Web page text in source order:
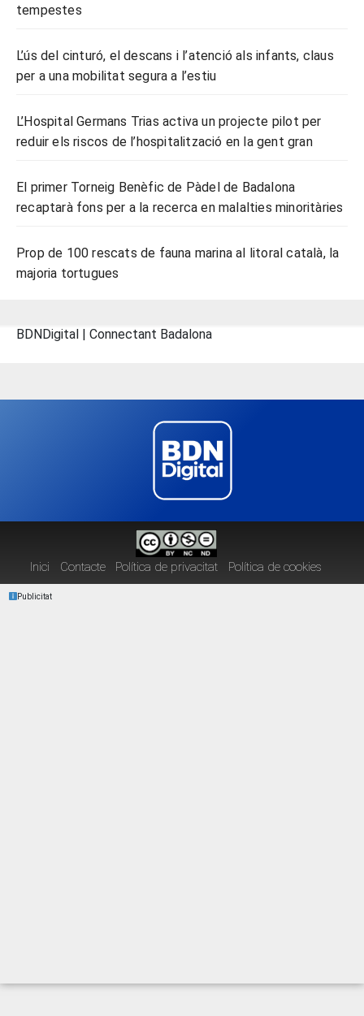
tempestes
L’ús del cinturó, el descans i l’atenció als infants, claus
per a una mobilitat segura a l’estiu
L’Hospital Germans Trias activa un projecte pilot per
reduir els riscos de l’hospitalització en la gent gran
El primer Torneig Benèfic de Pàdel de Badalona
recaptarà fons per a la recerca en malalties minoritàries
Prop de 100 rescats de fauna marina al litoral català, la
majoria tortugues
BDNDigital | Connectant Badalona
Inici Contacte Política de privacitat Política de cookies
Publicitat